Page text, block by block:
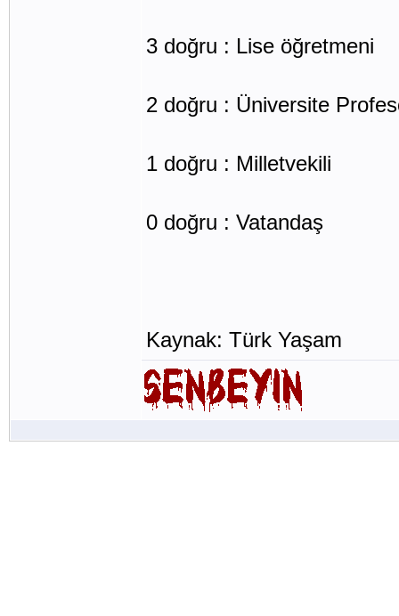
3 doğru : Lise öğretmeni
2 doğru : Üniversite
1 doğru : Milletvekili
0 doğru : Vatandaş
Kaynak: Türk Yaşam